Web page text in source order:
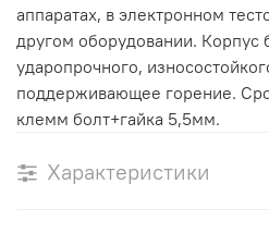
аппаратах, в электронном
другом оборудовании. Корпус
ударопрочного,
поддерживающее горение.
клемм болт+гайка 5,5мм.
Характеристики